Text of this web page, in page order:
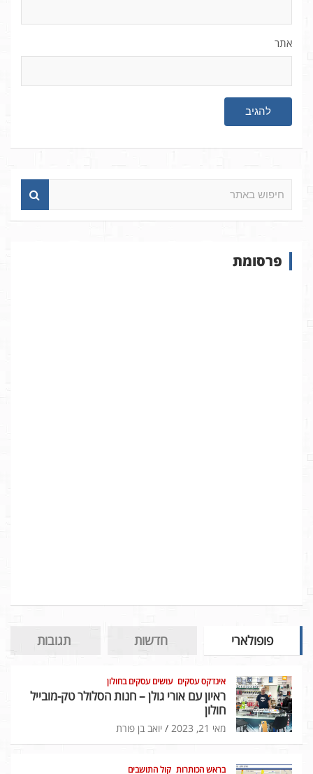
אתר
א
פרסומת
פופולארי חדשות תגובות
אינדקס עסקים עושים עסקים בחולון
ראיון עם אורי גולן – חנות הסלולר טק-מובייל
חולון
מאי 21, 2023 יואב בן פורת
בראש הכותרות קול התושבים